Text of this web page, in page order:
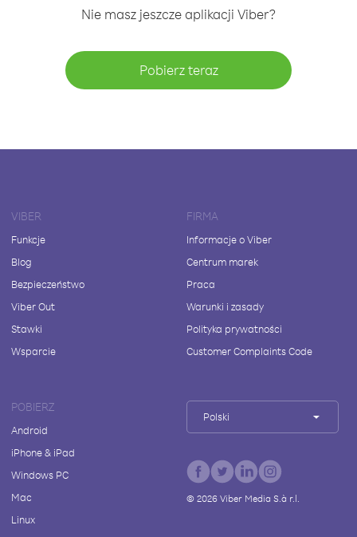
Nie masz jeszcze aplikacji Viber?
Pobierz teraz
VIBER
Funkcje
Blog
Bezpieczeństwo
Viber Out
Stawki
Wsparcie
FIRMA
Informacje o Viber
Centrum marek
Praca
Warunki i zasady
Polityka prywatności
Customer Complaints Code
POBIERZ
Android
iPhone & iPad
Windows PC
Mac
Linux
Polski
© 2026Viber Media S.à r.l.